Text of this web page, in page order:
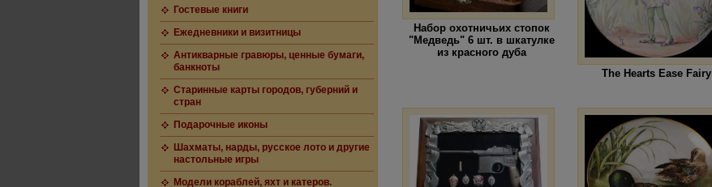
Гостевые книги
Ежедневники и визитницы
Антикварные гравюры, ценные бумаги,
банкноты
Старинные карты городов, губерний и
стран
Подарочные иконы
Шахматы, нарды, русское лото и другие
настольные игры
Модели кораблей, яхт и катеров.
Набор охотничьих стопок
"Медведь" 6 шт. в шкатулке
из красного дуба
The Hearts Ease Fairy